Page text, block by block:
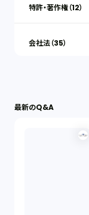
特許・著作権（12）
会社法（35）
労働問題（33）
最新のQ&A